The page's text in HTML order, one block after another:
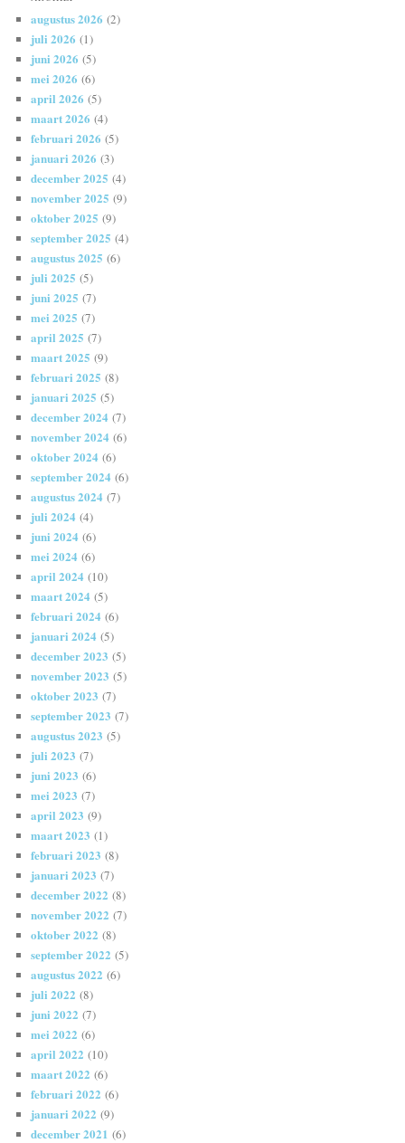
augustus 2026 (2)
juli 2026 (1)
juni 2026 (5)
mei 2026 (6)
april 2026 (5)
maart 2026 (4)
februari 2026 (5)
januari 2026 (3)
december 2025 (4)
november 2025 (9)
oktober 2025 (9)
september 2025 (4)
augustus 2025 (6)
juli 2025 (5)
juni 2025 (7)
mei 2025 (7)
april 2025 (7)
maart 2025 (9)
februari 2025 (8)
januari 2025 (5)
december 2024 (7)
november 2024 (6)
oktober 2024 (6)
september 2024 (6)
augustus 2024 (7)
juli 2024 (4)
juni 2024 (6)
mei 2024 (6)
april 2024 (10)
maart 2024 (5)
februari 2024 (6)
januari 2024 (5)
december 2023 (5)
november 2023 (5)
oktober 2023 (7)
september 2023 (7)
augustus 2023 (5)
juli 2023 (7)
juni 2023 (6)
mei 2023 (7)
april 2023 (9)
maart 2023 (1)
februari 2023 (8)
januari 2023 (7)
december 2022 (8)
november 2022 (7)
oktober 2022 (8)
september 2022 (5)
augustus 2022 (6)
juli 2022 (8)
juni 2022 (7)
mei 2022 (6)
april 2022 (10)
maart 2022 (6)
februari 2022 (6)
januari 2022 (9)
december 2021 (6)